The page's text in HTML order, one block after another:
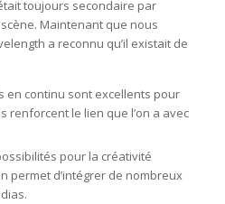
toujours secondaire par
Maintenant que nous
a reconnu qu’il existait de
en continu sont excellents pour
renforcent le lien que l’on a avec
pour la créativité
permet d’intégrer de nombreux